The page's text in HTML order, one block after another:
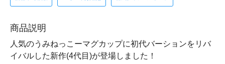
商品説明
人気のうみねっこーマグカップに初代バーションをリバ
イバルした新作(4代目)が登場しました！